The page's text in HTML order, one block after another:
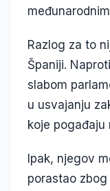
Razlog za to
Španiji.
slabom
u usvajanju
koje
Ipak, njegov
porastao